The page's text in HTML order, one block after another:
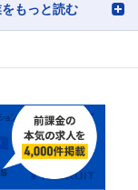
もっと読む